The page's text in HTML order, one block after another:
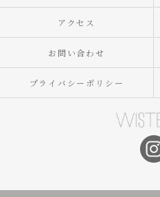
アクセス
お問い合わせ
プライバシーポリシー